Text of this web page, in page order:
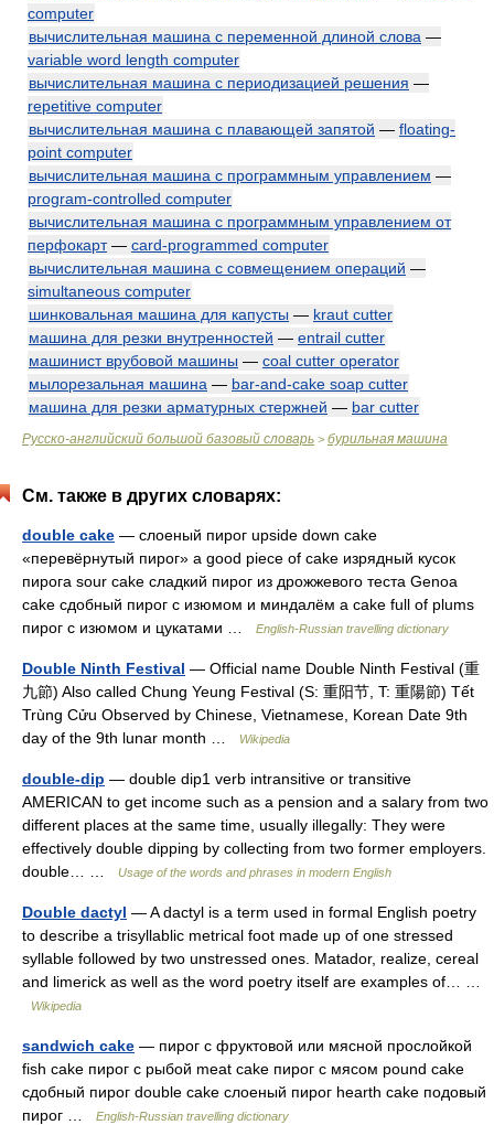
computer
вычислительная машина с переменной длиной слова —
variable word length computer
вычислительная машина с периодизацией решения —
repetitive computer
вычислительная машина с плавающей запятой — floating-
point computer
вычислительная машина с программным управлением —
program-controlled computer
вычислительная машина с программным управлением от
перфокарт— card-programmed computer
вычислительная машина с совмещением операций —
simultaneous computer
шинковальная машина для капусты — kraut cutter
машина для резки внутренностей — entrail cutter
машинист врубовой машины — coal cutter operator
мылорезальная машина — bar-and-cake soap cutter
машина для резки арматурных стержней — bar cutter
Русско-английский большой базовый словарь > бурильная машина
См. также в других словарях:
double cake — слоеный пирог upside down cake
«перевёрнутый пирог» a good piece of cake изрядный кусок
пирога sour cake сладкий пирог из дрожжевого теста Genoa
cake сдобный пирог с изюмом и миндалём a cake full of plums
пирог с изюмом и цукатами …
English-Russian travelling dictionary
Double Ninth Festival — Official name Double Ninth Festival (重
九節) Also called Chung Yeung Festival (S: 重阳节, T: 重陽節) Tết
Trùng Cửu Observed by Chinese, Vietnamese, Korean Date 9th
day of the 9th lunar month …
Wikipedia
double-dip — double dip1 verb intransitive or transitive
AMERICAN to get income such as a pension and a salary from two
different places at the same time, usually illegally: They were
effectively double dipping by collecting from two former employers.
double… …
Usage of the words and phrases in modern English
Double dactyl — A dactyl is a term used in formal English poetry
to describe a trisyllablic metrical foot made up of one stressed
syllable followed by two unstressed ones. Matador, realize, cereal
and limerick as well as the word poetry itself are examples of… …
Wikipedia
sandwich cake — пирог с фруктовой или мясной прослойкой
fish cake пирог с рыбой meat cake пирог с мясом pound cake
сдобный пирог double cake слоеный пирог hearth cake подовый
пирог …
English-Russian travelling dictionary